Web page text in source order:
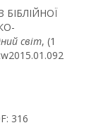
БІБЛІЙНОЇ
світ, (1
316